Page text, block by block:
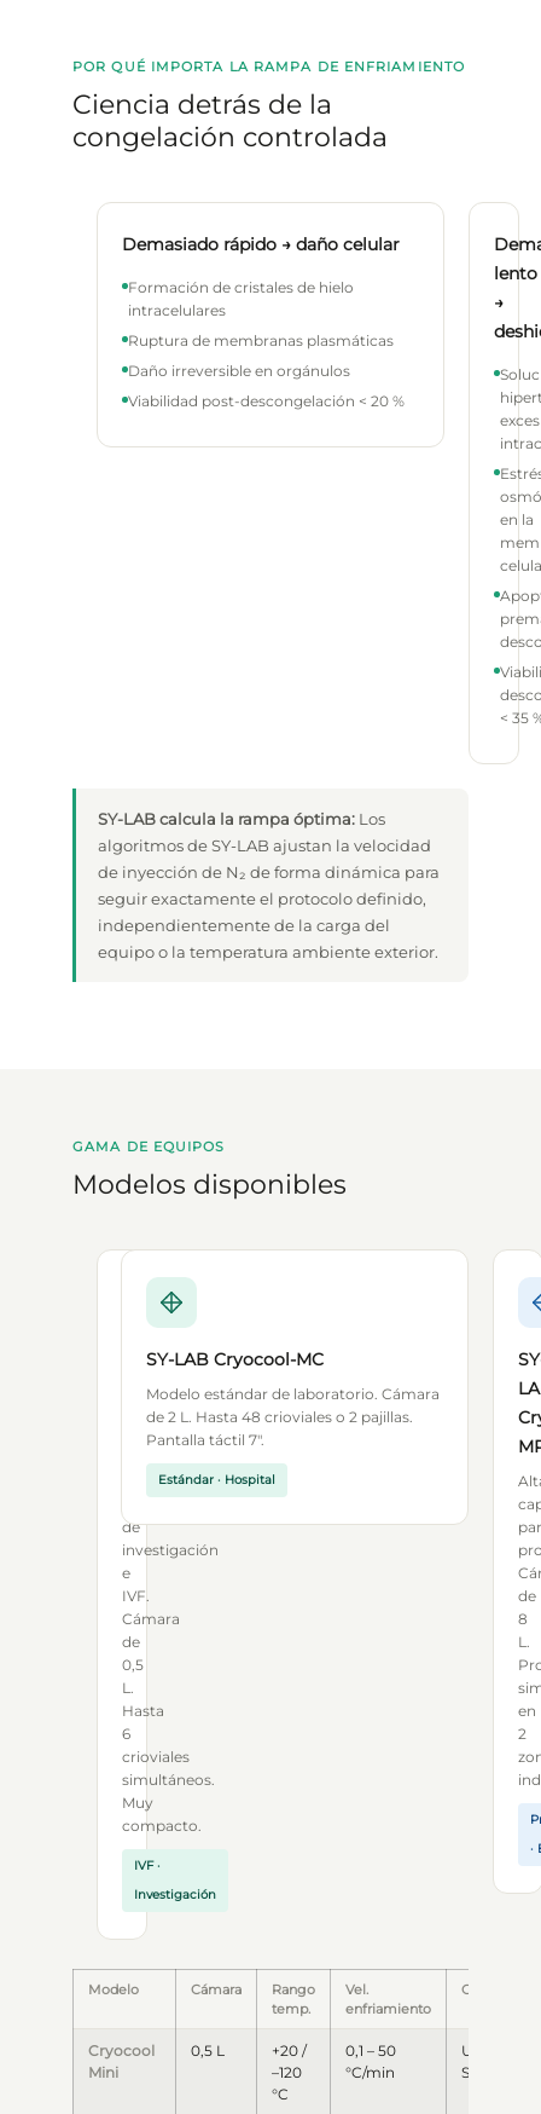
POR QUÉ IMPORTA LA RAMPA DE ENFRIAMIENTO
Ciencia detrás de la
congelación controlada
Demasiado rápido → daño celular
Formación de cristales de hielo
intracelulares
Ruptura de membranas plasmáticas
Daño irreversible en orgánulos
Viabilidad post-descongelación < 20 %
lento
→
en la
< 35
SY-LAB calcula la rampa óptima: Los
algoritmos de SY-LAB ajustan la velocidad
de inyección de N₂ de forma dinámica para
seguir exactamente el protocolo definido,
independientemente de la carga del
equipo o la temperatura ambiente exterior.
GAMA DE EQUIPOS
Modelos disponibles
SY-
LAB
Cryocool
Mini
de
investigación
e
IVF.
Cámara
de
0,5
L.
Hasta
6
crioviales
simultáneos.
Muy
compacto.
IVF ·
Investigación
SY-LAB Cryocool-MC
Modelo estándar de laboratorio. Cámara
de 2 L. Hasta 48 crioviales o 2 pajillas.
Pantalla táctil 7″.
Estándar · Hospital
de
8
L.
en
2
·
Modelo Cámara
Rango
temp.
Vel.
enfriamiento
Cryocool
Mini
0,5 L
+20 /
–120
°C
0,1 – 50
°C/min
USB · PC
Software